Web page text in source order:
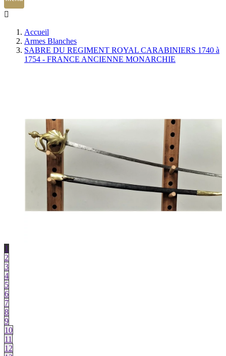
Accueil
Armes Blanches
SABRE DU REGIMENT ROYAL CARABINIERS 1740 à
1754 - FRANCE ANCIENNE MONARCHIE
1
2
3
4
5
6
7
8
9
10
11
12